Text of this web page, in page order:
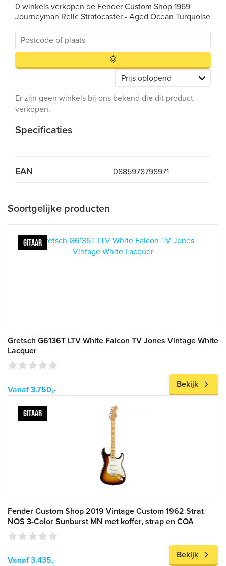
0 winkels verkopen de Fender Custom Shop 1969
Journeyman Relic Stratocaster - Aged Ocean Turquoise
Er zijn geen winkels bij ons bekend die dit product
verkopen.
Specificaties
EAN 0885978798971
Soortgelijke producten
GITAAR
Gretsch G6136T LTV White Falcon TV Jones Vintage White
Lacquer
Vanaf 3.750,-
Bekijk
GITAAR
Fender Custom Shop 2019 Vintage Custom 1962 Strat
NOS 3-Color Sunburst MN met koffer, strap en COA
Vanaf 3.435,-
Bekijk